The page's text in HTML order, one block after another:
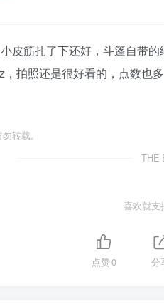
皮筋扎了下还好，斗篷自带
拍照还是很好看的，点数也
转载。
THE
喜欢就支
点赞0 分